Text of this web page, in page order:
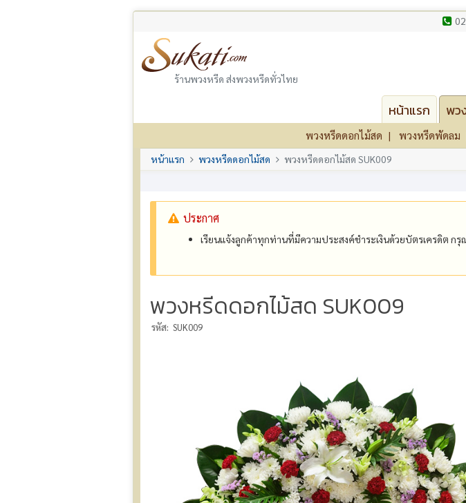
ร้านพวงหรีด ส่งพวงหรีดทั่วไทย
หน้าแรก พว
พวงหรีดดอกไม้สด พวงหรีดพัดลม
หน้าแรก พวงหรีดดอกไม้สด พวงหรีดดอกไม้สด SUK009
ประกาศ
เรียนแจ้งลูกค้าทุกท่านที่มีความประสงค์ชำระเงินด้วยบัตรเครดิต ก
พวงหรีดดอกไม้สด SUK009
รหัส: SUK009